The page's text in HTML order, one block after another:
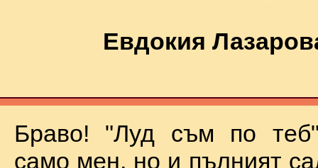
Евдокия
Браво! "Луд съм по
само мен, но и пълният